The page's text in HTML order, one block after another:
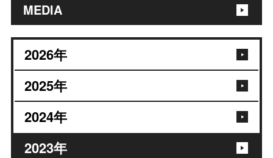
MEDIA
2026年
2025年
2024年
2023年